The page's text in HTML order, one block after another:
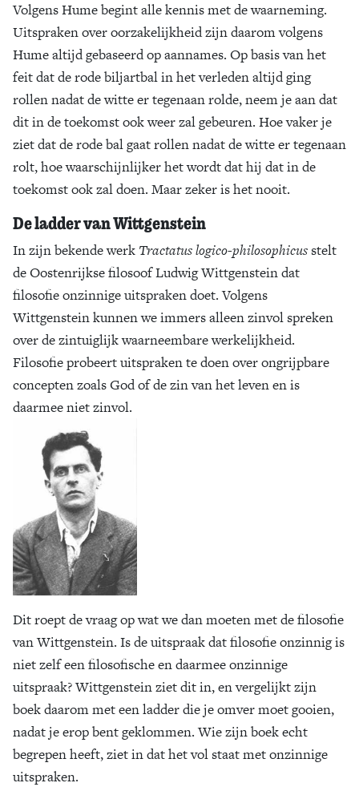
Volgens Hume begint alle kennis met de waarneming.
Uitspraken over oorzakelijkheid zijn daarom volgens
Hume altijd gebaseerd op aannames. Op basis van het
feit dat de rode biljartbal in het verleden altijd ging
rollen nadat de witte er tegenaan rolde, neem je aan dat
dit in de toekomst ook weer zal gebeuren. Hoe vaker je
ziet dat de rode bal gaat rollen nadat de witte er tegenaan
rolt, hoe waarschijnlijker het wordt dat hij dat in de
toekomst ook zal doen. Maar zeker is het nooit.
De ladder van Wittgenstein
In zijn bekende werk Tractatus logico-philosophicusstelt
de Oostenrijkse filosoof Ludwig Wittgenstein dat
filosofie onzinnige uitspraken doet. Volgens
Wittgenstein kunnen we immers alleen zinvol spreken
over de zintuiglijk waarneembare werkelijkheid.
Filosofie probeert uitspraken te doen over ongrijpbare
concepten zoals God of de zin van het leven en is
daarmee niet zinvol.
Dit roept de vraag op wat we dan moeten met de filosofie
van Wittgenstein. Is de uitspraak dat filosofie onzinnig is
niet zelf een filosofische en daarmee onzinnige
uitspraak? Wittgenstein ziet dit in, en vergelijkt zijn
boek daarom met een ladder die je omver moet gooien,
nadat je erop bent geklommen. Wie zijn boek echt
begrepen heeft, ziet in dat het vol staat met onzinnige
uitspraken.